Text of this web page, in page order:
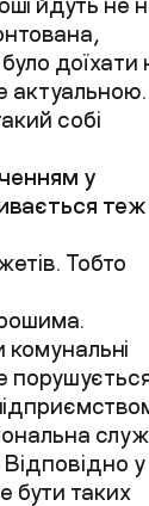
доїхати
актуальною.
собі
у
теж
Тобто
Відповідно у
бути таких